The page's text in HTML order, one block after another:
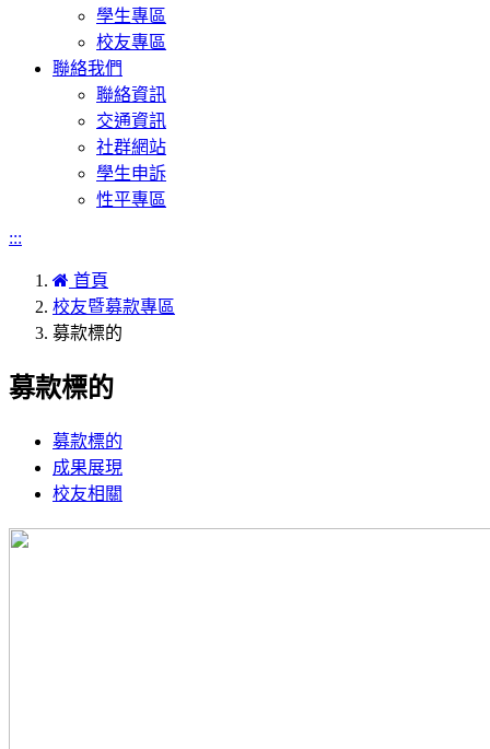
學生專區
校友專區
聯絡我們
聯絡資訊
交通資訊
社群網站
學生申訴
性平專區
:::
首頁
校友暨募款專區
募款標的
募款標的
募款標的
成果展現
校友相關